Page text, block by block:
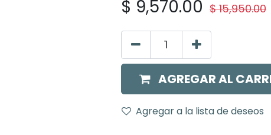
$ 9,570.00 $15,950.00
AGREGAR AL
Agregar a la lista de deseos